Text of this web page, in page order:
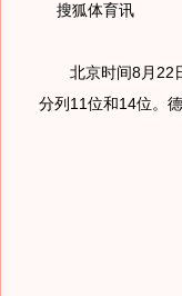
搜狐体育讯
北京时间8月22日
分列11位和14位。